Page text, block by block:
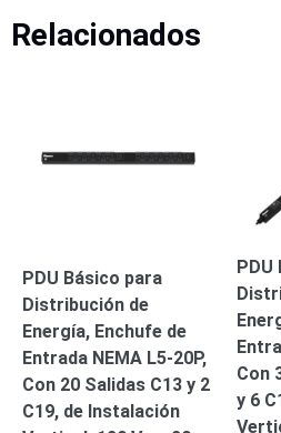
Sistemas
Completos
CanalesTurboHD
y
Mobiliario
Accesorios Mobiliario
de
ApoyoPantallas
Monitores Videowall
Relacionados
PDU Básico para
Distribución de
Energía, Enchufe de
Entrada NEMA L5-20P,
Con 20 Salidas C13 y 2
C19, de Instalación
PDU
Con
y 6